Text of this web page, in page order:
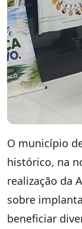
O município
histórico, na
realização da
sobre
beneficiar